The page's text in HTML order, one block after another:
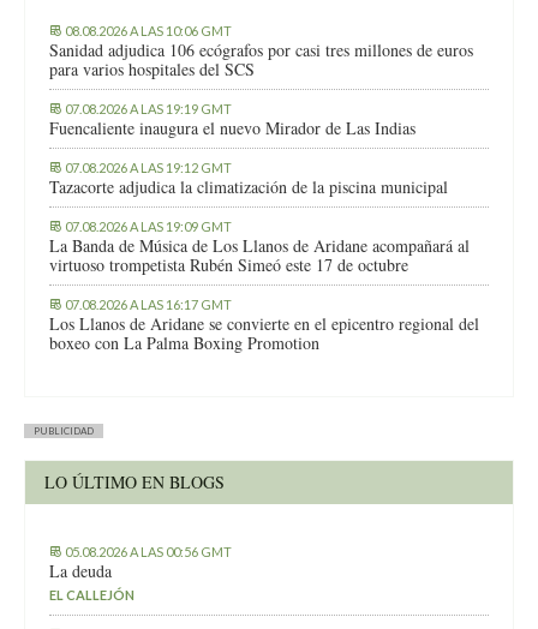
08.08.2026 A LAS 10:06 GMT
Sanidad adjudica 106 ecógrafos por casi tres millones de euros
para varios hospitales del SCS
07.08.2026 A LAS 19:19 GMT
Fuencaliente inaugura el nuevo Mirador de Las Indias
07.08.2026 A LAS 19:12 GMT
Tazacorte adjudica la climatización de la piscina municipal
07.08.2026 A LAS 19:09 GMT
La Banda de Música de Los Llanos de Aridane acompañará al
virtuoso trompetista Rubén Simeó este 17 de octubre
07.08.2026 A LAS 16:17 GMT
Los Llanos de Aridane se convierte en el epicentro regional del
boxeo con La Palma Boxing Promotion
PUBLICIDAD
LO ÚLTIMO EN BLOGS
05.08.2026 A LAS 00:56 GMT
La deuda
EL CALLEJÓN